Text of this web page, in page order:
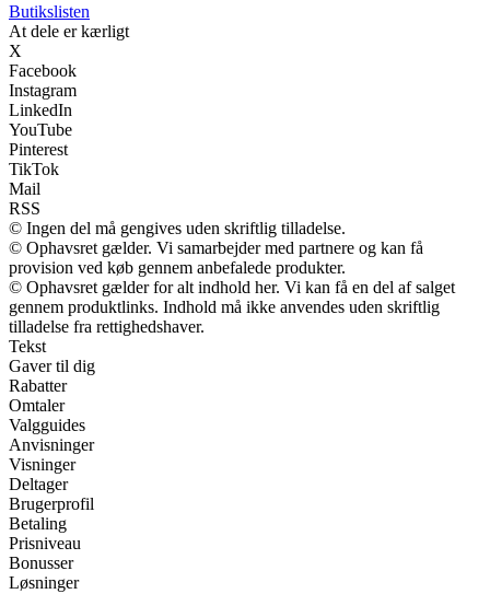
Butikslisten
At dele er kærligt
X
Facebook
Instagram
LinkedIn
YouTube
Pinterest
TikTok
Mail
RSS
© Ingen del må gengives uden skriftlig tilladelse.
© Ophavsret gælder. Vi samarbejder med partnere og kan få
provision ved køb gennem anbefalede produkter.
© Ophavsret gælder for alt indhold her. Vi kan få en del af salget
gennem produktlinks. Indhold må ikke anvendes uden skriftlig
tilladelse fra rettighedshaver.
Tekst
Gaver til dig
Rabatter
Omtaler
Valgguides
Anvisninger
Visninger
Deltager
Brugerprofil
Betaling
Prisniveau
Bonusser
Løsninger